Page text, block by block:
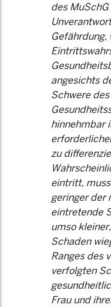
des
Gefährdung,
angesichts
Schwere
hinnehmbar
zu
eintritt,
geringer der
eintretende
umso
Schaden
Ranges des
verfolgten
Frau und